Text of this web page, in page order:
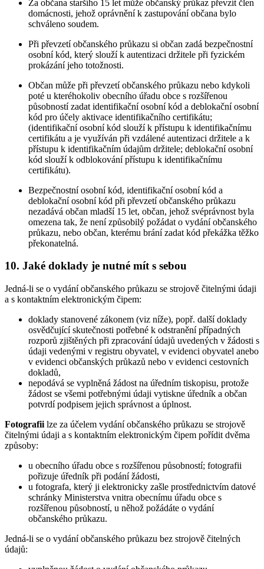
Za občana staršího 15 let může občanský průkaz převzít člen
domácnosti, jehož oprávnění k zastupování občana bylo
schváleno soudem.
Při převzetí občanského průkazu si občan zadá bezpečnostní
osobní kód, který slouží k autentizaci držitele při fyzickém
prokázání jeho totožnosti.
Občan může při převzetí občanského průkazu nebo kdykoli
poté u kteréhokoliv obecního úřadu obce s rozšířenou
působností zadat identifikační osobní kód a deblokační osobní
kód pro účely aktivace identifikačního certifikátu;
(identifikační osobní kód slouží k přístupu k identifikačnímu
certifikátu a je využíván při vzdálené autentizaci držitele a k
přístupu k identifikačním údajům držitele; deblokační osobní
kód slouží k odblokování přístupu k identifikačnímu
certifikátu).
Bezpečnostní osobní kód, identifikační osobní kód a
deblokační osobní kód při převzetí občanského průkazu
nezadává občan mladší 15 let, občan, jehož svéprávnost byla
omezena tak, že není způsobilý požádat o vydání občanského
průkazu, nebo občan, kterému brání zadat kód překážka těžko
překonatelná.
10. Jaké doklady je nutné mít s sebou
Jedná-li se o vydání občanského průkazu se strojově čitelnými údaji
a s kontaktním elektronickým čipem:
doklady stanovené zákonem (viz níže), popř. další doklady
osvědčující skutečnosti potřebné k odstranění případných
rozporů zjištěných při zpracování údajů uvedených v žádosti s
údaji vedenými v registru obyvatel, v evidenci obyvatel anebo
v evidenci občanských průkazů nebo v evidenci cestovních
dokladů,
nepodává se vyplněná žádost na úředním tiskopisu, protože
žádost se všemi potřebnými údaji vytiskne úředník a občan
potvrdí podpisem jejich správnost a úplnost.
Fotografii lze za účelem vydání občanského průkazu se strojově
čitelnými údaji a s kontaktním elektronickým čipem pořídit dvěma
způsoby:
u obecního úřadu obce s rozšířenou působností; fotografii
pořizuje úředník při podání žádosti,
u fotografa, který ji elektronicky zašle prostřednictvím datové
schránky Ministerstva vnitra obecnímu úřadu obce s
rozšířenou působností, u něhož požádáte o vydání
občanského průkazu.
Jedná-li se o vydání občanského průkazu bez strojově čitelných
údajů: